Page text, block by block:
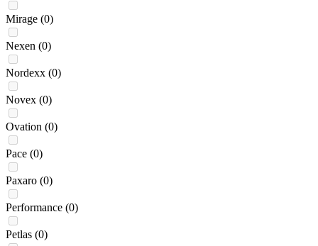
Mirage (0)
Nexen (0)
Nordexx (0)
Novex (0)
Ovation (0)
Pace (0)
Paxaro (0)
Performance (0)
Petlas (0)